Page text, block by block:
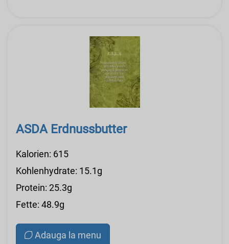
ASDA Erdnussbutter
Kalorien: 615
Kohlenhydrate: 15.1g
Protein: 25.3g
Fette: 48.9g
Adauga la menu